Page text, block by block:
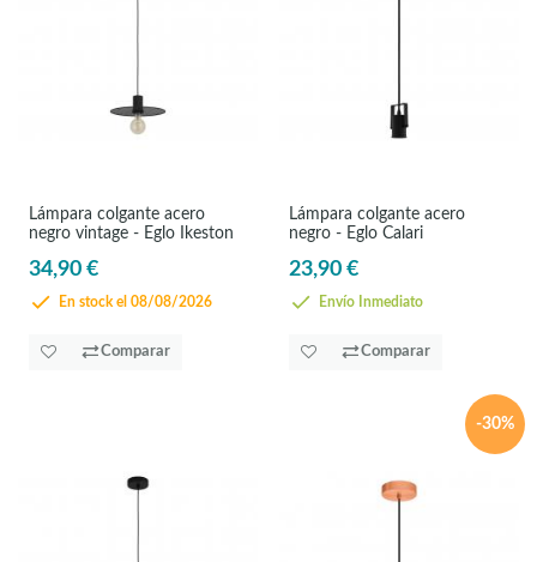
Lámpara colgante acero
negro vintage - Eglo Ikeston
34,90 €
En stock el 08/08/2026
Comparar
Lámpara colgante acero
negro - Eglo Calari
23,90 €
Envío Inmediato
Comparar
-30%